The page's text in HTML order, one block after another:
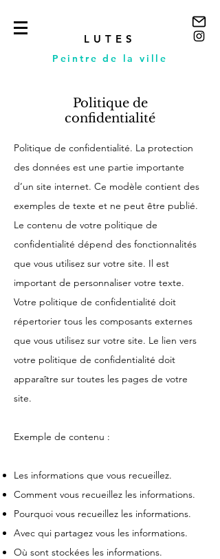
LUTES
Peintre de la ville
Politique de
confidentialité
Politique de confidentialité. La protection
des données est une partie importante
d’un site internet. Ce modèle contient des
exemples de texte et ne peut être publié.
Le contenu de votre politique de
confidentialité dépend des fonctionnalités
que vous utilisez sur votre site. Il est
important de personnaliser votre texte.
Votre politique de confidentialité doit
répertorier tous les composants externes
que vous utilisez sur votre site. Le lien vers
votre politique de confidentialité doit
apparaître sur toutes les pages de votre
site.
Exemple de contenu :
Les informations que vous recueillez.
Comment vous recueillez les informations.
Pourquoi vous recueillez les informations.
Avec qui partagez vous les informations.
Où sont stockées les informations.